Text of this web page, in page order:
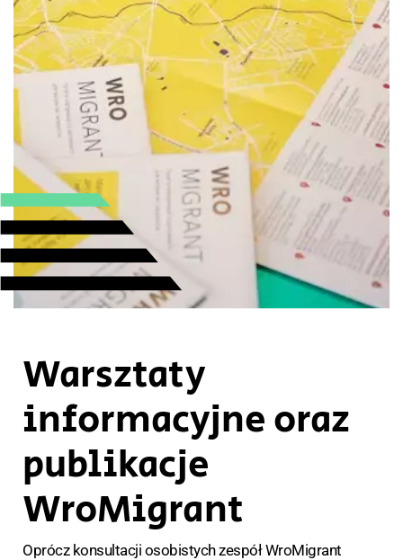
Warsztaty
informacyjne oraz
publikacje
WroMigrant
Oprócz konsultacji osobistych zespół WroMigrant